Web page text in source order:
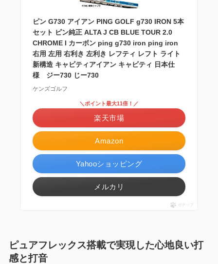
ピン G730 アイアン PING GOLF g730 IRON 5本
セット ピン純正 ALTA J CB BLUE TOUR 2.0
CHROME I カーボン ping g730 iron ping iron
右用 左用 右利き 左利き レフティ レフト ライト
新構造 キャビティアイアン キャビティ 日本仕
様 ジー730 じー730
ケンズゴルフ
Amazon
＼ポイント最大11倍！／
楽天市場
Yahooショッピング
メルカリ
ポチップ
ピュアフレックス搭載で実現した心地良い打
感と打音